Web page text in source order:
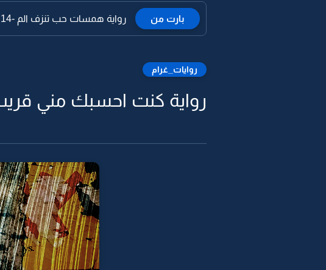
بارت من رواية همسات حب تنزف الم -14
روايات_غرام
رواية كنت احسبك مني